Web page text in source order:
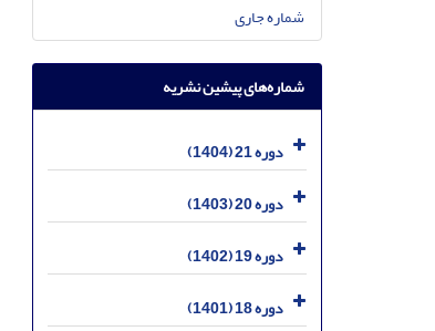
شماره جاری
شماره‌های پیشین نشریه
دوره 21 (1404)
دوره 20 (1403)
دوره 19 (1402)
دوره 18 (1401)